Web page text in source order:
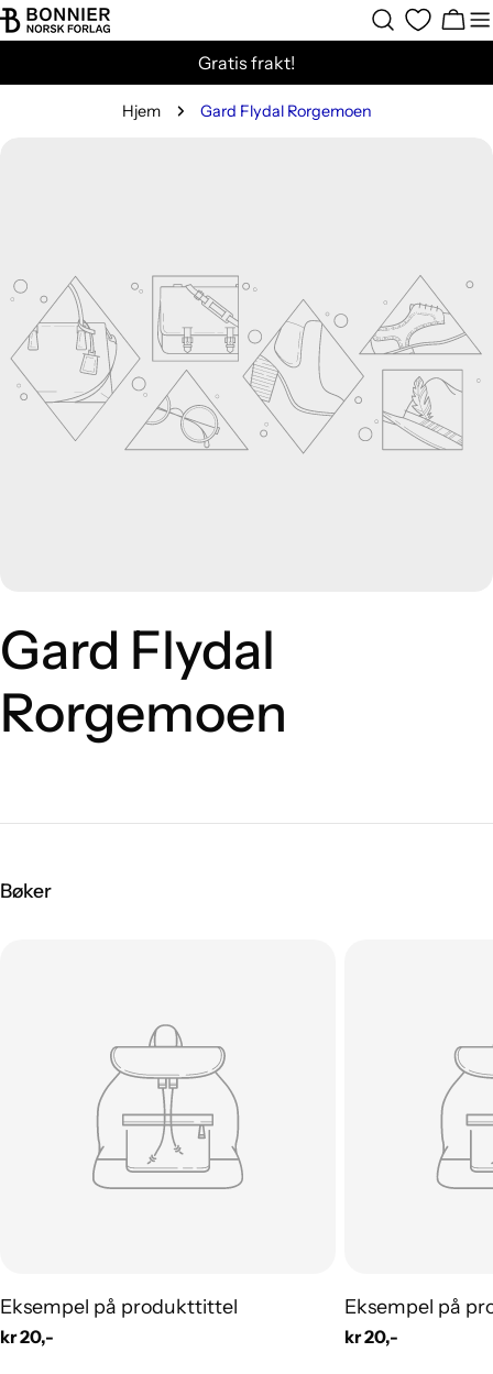
Hopp
til
Gratis frakt!
Hjem Gard Flydal Rorgemoen
Gard Flydal
Rorgemoen
Bøker
Eksempel på produkttittel
Vanlig
kr 20,-
Eksempel på
Vanlig
kr 20,-